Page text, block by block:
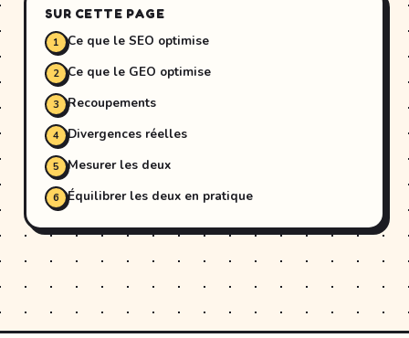
SUR CETTE PAGE
Ce que le SEO optimise
Ce que le GEO optimise
Recoupements
Divergences réelles
Mesurer les deux
Équilibrer les deux en pratique